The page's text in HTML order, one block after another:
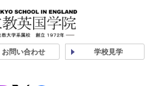
お問い合わせ 学校見学